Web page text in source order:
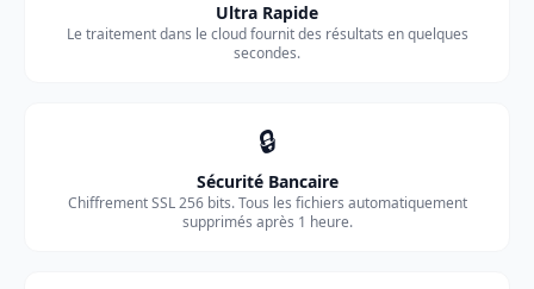
Ultra Rapide
Le traitement dans le cloud fournit des résultats en quelques
secondes.
🔒
Sécurité Bancaire
Chiffrement SSL 256 bits. Tous les fichiers automatiquement
supprimés après 1 heure.